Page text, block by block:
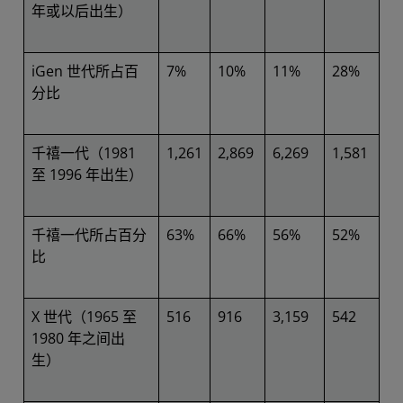
年或以后出生）
iGen 世代所占百
分比
7% 10% 11% 28%
千禧一代（1981
至 1996 年出生）
1,261 2,869 6,269 1,581
千禧一代所占百分
比
63% 66% 56% 52%
X 世代（1965 至
1980 年之间出
生）
516 916 3,159 542